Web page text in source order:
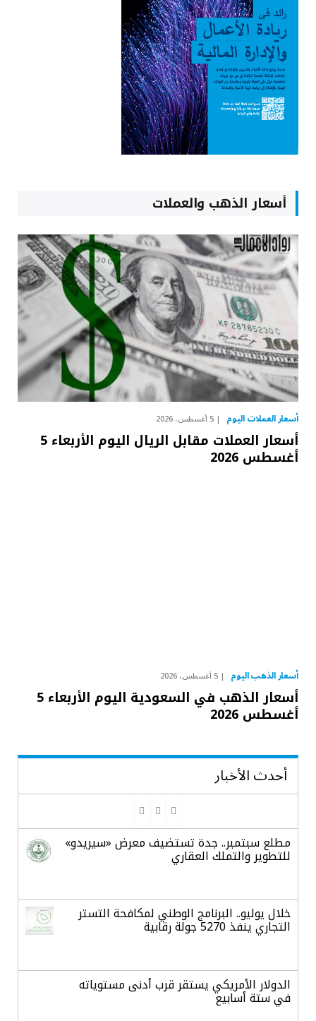
أسعار الذهب والعملات
أسعار العملات اليوم 5 أغسطس، 2026
أسعار العملات مقابل الريال اليوم الأربعاء 5
أغسطس 2026
أسعار الذهب اليوم 5 أغسطس، 2026
أسعار الذهب في السعودية اليوم الأربعاء 5
أغسطس 2026
أحدث الأخبار
مطلع سبتمبر.. جدة تستضيف معرض «سيريدو»
للتطوير والتملك العقاري
خلال يوليو.. البرنامج الوطني لمكافحة التستر
التجاري ينفذ 5270 جولة رقابية
الدولار الأمريكي يستقر قرب أدنى مستوياته
في ستة أسابيع